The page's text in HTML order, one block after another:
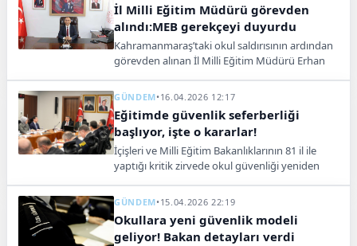
İl Milli Eğitim Müdürü görevden
alındı:MEB gerekçeyi duyurdu
Kahramanmaraş’taki okul saldırısının ardından
görevden alınan İl Milli Eğitim Müdürü Erhan
Bakanlığı açıkladı.
GÜNDEM•16.04.2026 12:17
Eğitimde güvenlik seferberliği
başlıyor, işte o kararlar!
İçişleri ve Milli Eğitim Bakanlıklarının 81 il ile
yaptığı kritik zirvede okul güvenliği yeniden
denetimler için düğmeye basıldı.
GÜNDEM•15.04.2026 22:19
Okullara yeni güvenlik modeli
geliyor! Bakan detayları verdi